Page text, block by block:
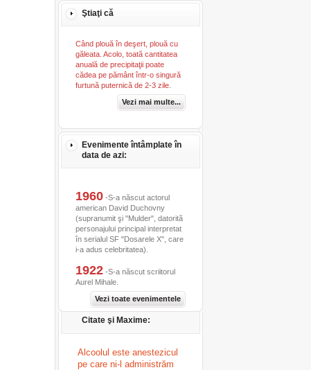
Ştiaţi că
Când plouă în deşert, plouă cu
găleata. Acolo, toată cantitatea
anuală de precipitaţii poate
cădea pe pământ într-o singură
furtună puternică de 2-3 zile.
Vezi mai multe...
Evenimente întâmplate în
data de azi:
1960-S-a născut actorul
american David Duchovny
(supranumit şi "Mulder", datorită
personajului principal interpretat
în serialul SF "Dosarele X", care
i-a adus celebritatea).
1922-S-a născut scriitorul
Aurel Mihale.
Vezi toate evenimentele
Citate şi Maxime:
Alcoolul este anestezicul
pe care ni-l administrăm